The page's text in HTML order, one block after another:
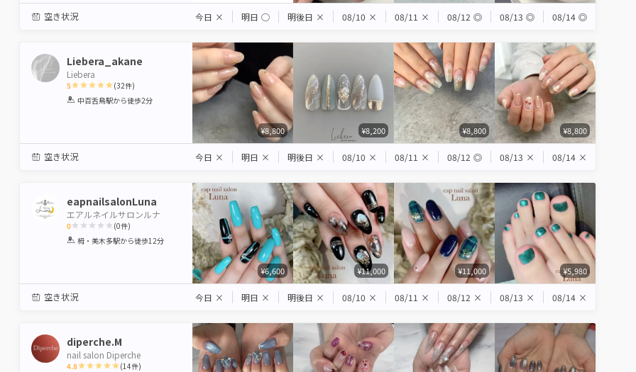
空き状況 今日 × 明日 ◯ 明後日 × 08/10 × 08/11 × 08/12 ◎ 08/13 ◎ 08/14 ◎
Liebera_akane
Liebera
5
1 2 3 4 5
(32件)
中百舌鳥駅から徒歩2分
¥8,800 ¥8,200 ¥8,800 ¥8,800
空き状況 今日 × 明日 × 明後日 × 08/10 × 08/11 × 08/12 ◎ 08/13 × 08/14 ×
eapnailsalonLuna
エアルネイルサロンルナ
0
1 2 3 4 5
(0件)
栂・美木多駅から徒歩12分
¥6,600 ¥11,000 ¥11,000 ¥5,980
空き状況 今日 × 明日 × 明後日 × 08/10 × 08/11 × 08/12 × 08/13 × 08/14 ×
diperche.M
nail salon Diperche
4.8 (14件)